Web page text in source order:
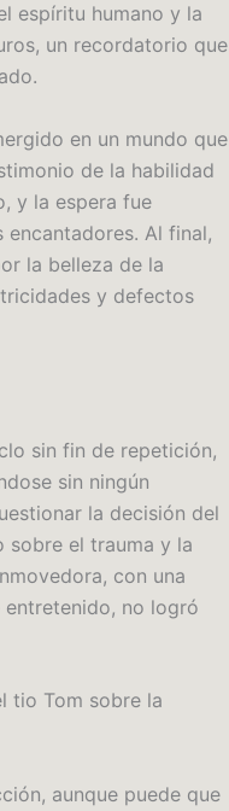
espíritu humano y la
un recordatorio que
en un mundo que
de la habilidad
y la espera fue
Al final,
la belleza de la
y defectos
sin fin de repetición,
sin ningún
la decisión del
sobre el trauma y la
con una
no logró
tio Tom sobre la
aunque puede que